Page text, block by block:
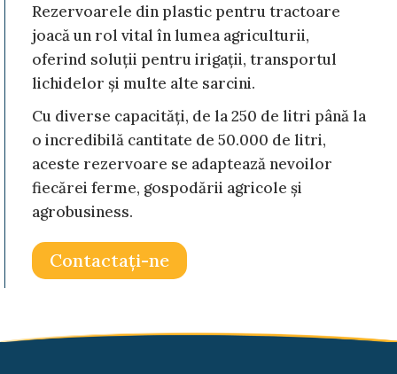
Rezervoarele din plastic pentru tractoare
joacă un rol vital în lumea agriculturii,
oferind soluții pentru irigații, transportul
lichidelor și multe alte sarcini.
Cu diverse capacități, de la 250 de litri până la
o incredibilă cantitate de 50.000 de litri,
aceste rezervoare se adaptează nevoilor
fiecărei ferme, gospodării agricole și
agrobusiness.
Contactaţi-ne